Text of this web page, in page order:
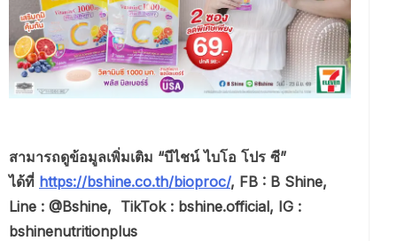
สามารถดูข้อมูลเพิ่มเติม “บีไชน์ ไบโอ โปร ซี”
ได้ที่ https://bshine.co.th/bioproc/, FB : B Shine,
Line : @Bshine, TikTok : bshine.official, IG :
bshinenutritionplus